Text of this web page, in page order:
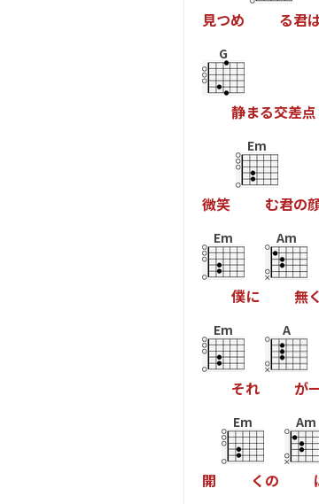
見つめ る君
G
静まる交差点
微笑
Em
む君の
Em
僕に
Am
無く
Em
それ
A
が
開
Em
く の
Am